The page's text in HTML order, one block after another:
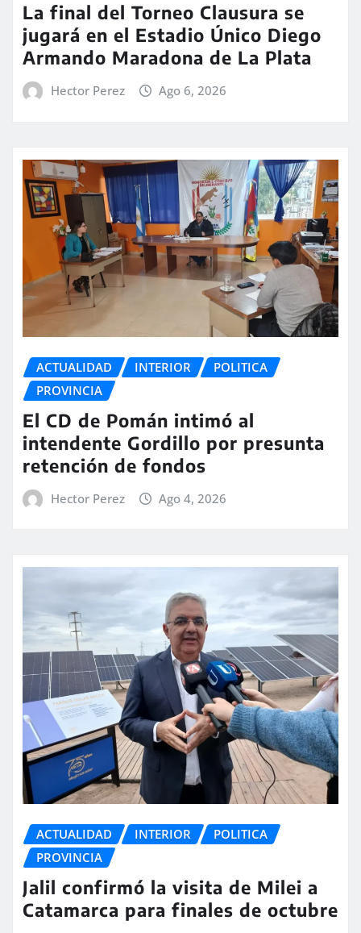
La final del Torneo Clausura se
jugará en el Estadio Único Diego
Armando Maradona de La Plata
Hector Perez Ago 6, 2026
ACTUALIDAD INTERIOR
POLITICA
PROVINCIA
El CD de Pomán intimó al
intendente Gordillo por presunta
retención de fondos
Hector Perez Ago 4, 2026
ACTUALIDAD INTERIOR
POLITICA
PROVINCIA
Jalil confirmó la visita de Milei a
Catamarca para finales de octubre